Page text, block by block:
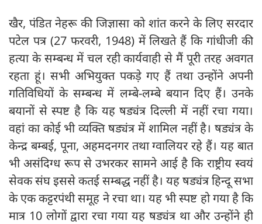
खैर, पंडित नेहरू की जिज्ञासा को शांत करने के लिए सरदार
पटेल पत्र (27 फरवरी, 1948) में लिखते हैं कि गांधीजी की
हत्या के सम्बन्ध में चल रही कार्यवाही से मैं पूरी तरह अवगत
रहता हूं। सभी अभियुक्त पकड़े गए हैं तथा उन्होंने अपनी
गतिविधियों के सम्बन्ध में लम्बे-लम्बे बयान दिए हैं। उनके
बयानों से स्पष्ट है कि यह षड्यंत्र दिल्ली में नहीं रचा गया।
वहां का कोई भी व्यक्ति षड्यंत्र में शामिल नहीं है। षड्यंत्र के
केन्द्र बम्बई, पूना, अहमदनगर तथा ग्वालियर रहे हैं। यह बात
भी असंदिग्ध रूप से उभरकर सामने आई है कि राष्ट्रीय स्वयं
सेवक संघ इससे कतई सम्बद्ध नहीं है। यह षड्यंत्र हिन्दू सभा
के एक कट्टरपंथी समूह ने रचा था। यह भी स्पष्ट हो गया है कि
मात्र 10 लोगों द्वारा रचा गया यह षड्यंत्र था और उन्होंने ही